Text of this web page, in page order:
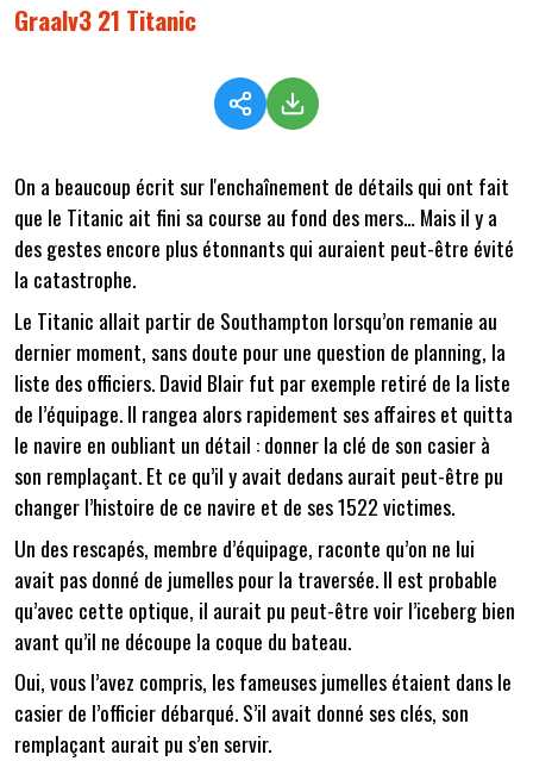
Graalv3 21 Titanic
On a beaucoup écrit sur l'enchaînement de détails qui ont fait
que le Titanic ait fini sa course au fond des mers… Mais il y a
des gestes encore plus étonnants qui auraient peut-être évité
la catastrophe.
Le Titanic allait partir de Southampton lorsqu’on remanie au
dernier moment, sans doute pour une question de planning, la
liste des officiers. David Blair fut par exemple retiré de la liste
de l’équipage. Il rangea alors rapidement ses affaires et quitta
le navire en oubliant un détail : donner la clé de son casier à
son remplaçant. Et ce qu’il y avait dedans aurait peut-être pu
changer l’histoire de ce navire et de ses 1522 victimes.
Un des rescapés, membre d’équipage, raconte qu’on ne lui
avait pas donné de jumelles pour la traversée. Il est probable
qu’avec cette optique, il aurait pu peut-être voir l’iceberg bien
avant qu’il ne découpe la coque du bateau.
Oui, vous l’avez compris, les fameuses jumelles étaient dans le
casier de l’officier débarqué. S’il avait donné ses clés, son
remplaçant aurait pu s’en servir.